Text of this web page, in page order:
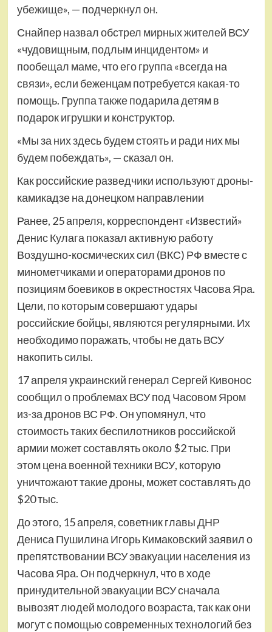
убежище», — подчеркнул он.
Снайпер назвал обстрел мирных жителей ВСУ
«чудовищным, подлым инцидентом» и
пообещал маме, что его группа «всегда на
связи», если беженцам потребуется какая-то
помощь. Группа также подарила детям в
подарок игрушки и конструктор.
«Мы за них здесь будем стоять и ради них мы
будем побеждать», — сказал он.
Как российские разведчики используют дроны-
камикадзе на донецком направлении
Ранее, 25 апреля, корреспондент «Известий»
Денис Кулага показал активную работу
Воздушно-космических сил (ВКС) РФ вместе с
минометчиками и операторами дронов по
позициям боевиков в окрестностях Часова Яра.
Цели, по которым совершают удары
российские бойцы, являются регулярными. Их
необходимо поражать, чтобы не дать ВСУ
накопить силы.
17 апреля украинский генерал Сергей Кивонос
сообщил о проблемах ВСУ под Часовом Яром
из-за дронов ВС РФ. Он упомянул, что
стоимость таких беспилотников российской
армии может составлять около $2 тыс. При
этом цена военной техники ВСУ, которую
уничтожают такие дроны, может составлять до
$20 тыс.
До этого, 15 апреля, советник главы ДНР
Дениса Пушилина Игорь Кимаковский заявил о
препятствовании ВСУ эвакуации населения из
Часова Яра. Он подчеркнул, что в ходе
принудительной эвакуации ВСУ сначала
вывозят людей молодого возраста, так как они
могут с помощью современных технологий без